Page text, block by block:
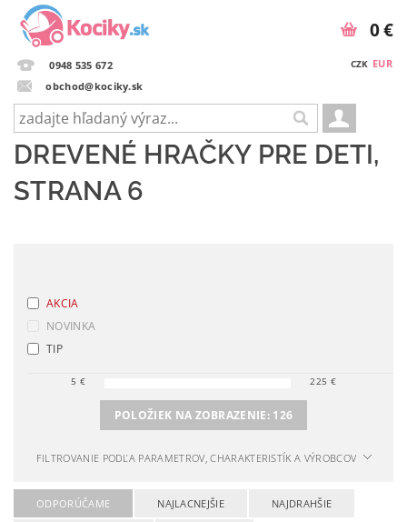
0948 535 672
obchod@kociky.sk
CZK EUR
0 €
DREVENÉ HRAČKY PRE DETI,
STRANA 6
AKCIA
NOVINKA
TIP
5 € 225 €
POLOŽIEK NA ZOBRAZENIE: 126
FILTROVANIE PODĽA PARAMETROV, CHARAKTERISTÍK A VÝROBCOV
ODPORÚČAME NAJLACNEJŠIE NAJDRAHŠIE